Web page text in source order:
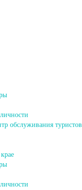
обслуживания туристов